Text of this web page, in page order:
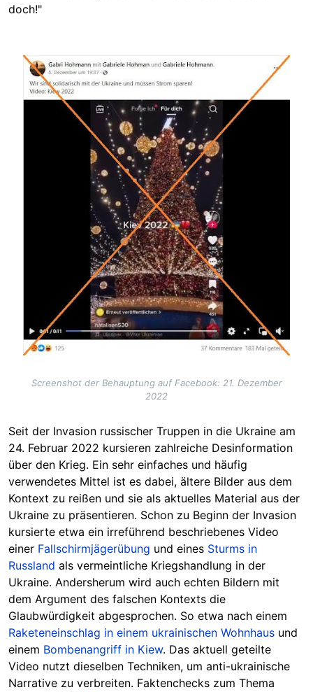
doch!"
Image
Screenshot der Behauptung auf Facebook: 21. Dezember
2022
Seit der Invasion russischer Truppen in die Ukraine am
24. Februar 2022 kursieren zahlreiche Desinformation
über den Krieg. Ein sehr einfaches und häufig
verwendetes Mittel ist es dabei, ältere Bilder aus dem
Kontext zu reißen und sie als aktuelles Material aus der
Ukraine zu präsentieren. Schon zu Beginn der Invasion
kursierte etwa ein irreführend beschriebenes Video
einer Fallschirmjägerübung und eines Sturms in
Russland als vermeintliche Kriegshandlung in der
Ukraine. Andersherum wird auch echten Bildern mit
dem Argument des falschen Kontexts die
Glaubwürdigkeit abgesprochen. So etwa nach einem
Raketeneinschlag in einem ukrainischen Wohnhaus und
einem Bombenangriff in Kiew. Das aktuell geteilte
Video nutzt dieselben Techniken, um anti-ukrainische
Narrative zu verbreiten. Faktenchecks zum Thema